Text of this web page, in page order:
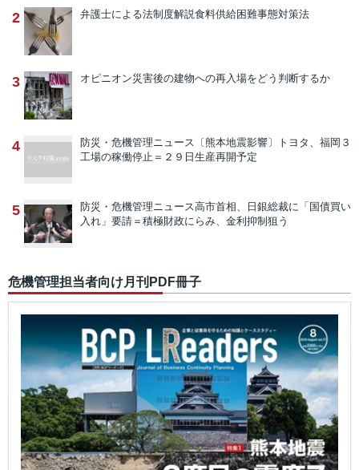
2 弁護士による法制度解説食料供給困難事態対策法
3 オピニオン災害後の建物への再入場をどう判断するか
4 防災・危機管理ニュース 〔熊本地震影響〕トヨタ、福岡３
工場の稼働停止＝２９日生産再開予定
5 防災・危機管理ニュース高市首相、日銀総裁に「国債買い
入れ」要請＝積極財政にらみ、金利抑制狙う
危機管理担当者向け月刊PDF冊子